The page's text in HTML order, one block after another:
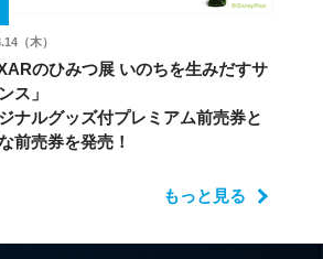
（木）
のひみつ展 いのちを生みだすサ
ス」
ナルグッズ付プレミアム前売券と
前売券を発売！
もっと見る